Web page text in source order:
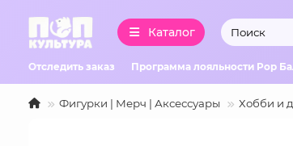
Каталог
Отследить заказ Программа лояльности Pop
Фигурки | Мерч | Аксессуары Хобби и